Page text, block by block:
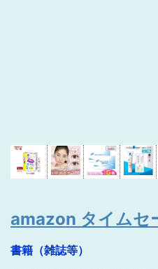
amazon タイムセ
書籍（雑誌等）